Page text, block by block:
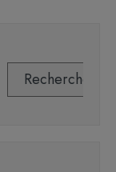
Rechercher